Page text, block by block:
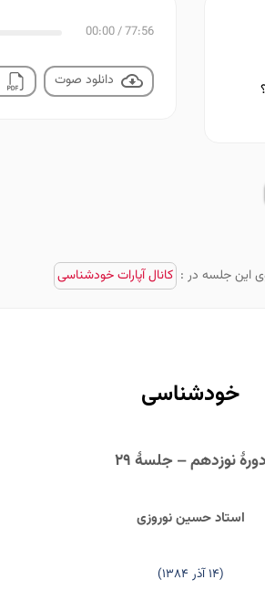
77:56
/
00:00
دانلود صوت
این جلسه در : کانال آپارات خودشناسی
خودشناسی
دورۀ نوزدهم – جلسۀ ۲۹
استاد حسین نوروزی
(۱۴ آذر ۱۳۸۴)